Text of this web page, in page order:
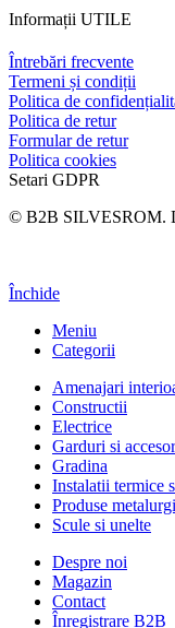
Informații UTILE
Întrebări frecvente
Termeni și condiții
Politica de
Politica de retur
Formular de retur
Politica cookies
Setari GDPR
© B2B SILVESROM.
Închide
Meniu
Categorii
Amenajari
Constructii
Electrice
Garduri si
Gradina
Instalatii termice
Produse
Scule si unelte
Despre noi
Magazin
Contact
Înregistrare B2B